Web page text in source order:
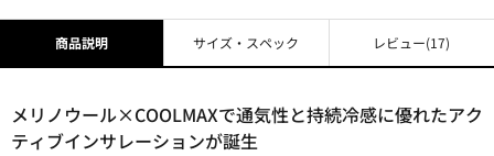
商品説明
メリノウール×COOLMAXで通気性と持続冷感に優れたアク
ティブインサレーションが誕生
サイズ・スペック レビュー(17)